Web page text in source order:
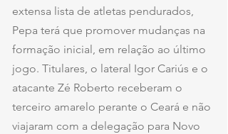
extensa lista de atletas pendurados,
Pepa terá que promover mudanças na
formação inicial, em relação ao último
jogo. Titulares, o lateral Igor Cariús e o
atacante Zé Roberto receberam o
terceiro amarelo perante o Ceará e não
viajaram com a delegação para Novo